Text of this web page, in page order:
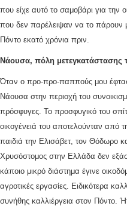
που είχε αυτό το σαμοβάρι για την
που δεν παρέλειψαν να το πάρουν
Πόντο εκατό χρόνια πριν.
Νάουσα, πόλη
Όταν ο προ-προ-παππούς μου
Νάουσα στην περιοχή του
πρόσφυγες. Το προσφυγικό του
οικογένειά του αποτελούνταν από
παιδιά την Ελισάβετ, τον Θόδωρο
Χρυσόστομος στην Ελλάδα δεν
κάποιο μικρό διάστημα έγινε
αγροτικές εργασίες. Ειδικότερα
συνήθης καλλιέργεια στον Πόντο.